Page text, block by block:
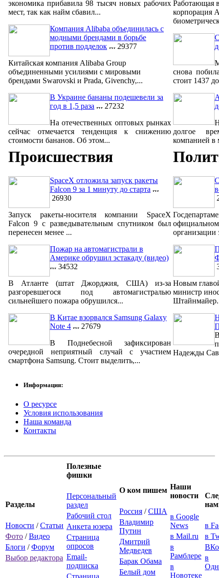
экономика прибавила 98 тысяч новых рабочих
мест, так как найм сбавил...
Компания Alibaba объединилась с
модными брендами в борьбе
против подделок
29377
Китайская компания Alibaba Group
объединенными усилиями с мировыми
брендами Swarovski и Prada, Givenchy,...
В Украине бананы подешевели за
год в 1,5 раза
27232
На отечественных оптовых рынках
сейчас отмечается тенденция к снижению
стоимости бананов. Об этом...
Работающая
корпорация
снова
стоит 1437
долгое
компанией в
Происшествия
SpaceX отложила запуск ракеты
Falcon 9 за 1 минуту до старта
26930
Запуск ракеты-носителя компании SpaceX
Falcon 9 с разведывательным спутником был
перенесен менее ...
Пожар на автомагистрали в
Америке обрушил эстакаду (видео)
34532
В Атланте (штат Джорджия, США) из-за
разгоревшегося под автомагистралью
сильнейшего пожара обрушился...
В Китае взорвался Samsung Galaxy
Note 4
27679
В Поднебесной зафиксирован
очередной неприятный случай с участием
смартфона Samsung. Стоит выделить,...
организации
Новым
министр
Надежды
Информация:
О ресурсе
Условия использования
Наша команда
Контакты
Разделы
Новости /Статьи
Фото /Видео
Блоги /Форум
Выбор редактора
Полезные
фишки
Персональный
раздел
Рабочий стол
Анкета юзера
Страница
опросов
Email-
подписка
О ком пишем
Россия /США
Владимир
Путин
Дмитрий
Медведев
Барак Обама
Белый дом
Наши
новости
в Google
News
в Mail.ru
в
Рамблере
в
Новотеке
в
в
в